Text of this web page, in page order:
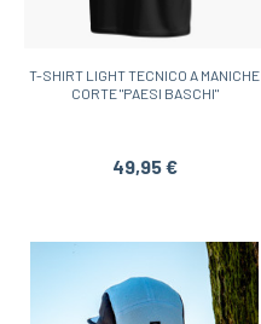
T-SHIRT LIGHT TECNICO A MANICHE
CORTE "PAESI BASCHI"
49,95 €